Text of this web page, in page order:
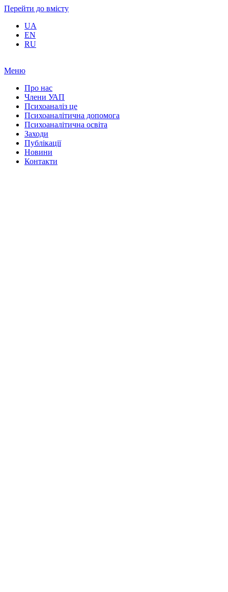
Перейти до вмісту
UA
EN
RU
Меню
Про нас
Члени УАП
Психоаналіз це
Психоаналітична допомога
Психоаналітична освіта
Заходи
Публікації
Новини
Контакти